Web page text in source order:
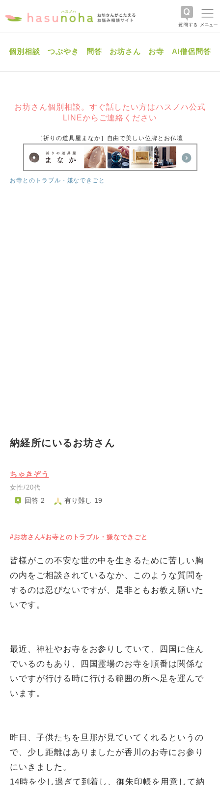
個別相談 つぶやき 問答 お坊さん お寺 AI僧侶問答
お坊さん個別相談。すぐ話したい方はハスノハ公式
LINEからご連絡ください
［祈りの道具屋まなか］自由で美しい位牌とお仏壇
お寺とのトラブル・嫌なできごと
納経所にいるお坊さん
ちゃきぞう
女性/20代
回答 2 有り難し 19
#お坊さん#お寺とのトラブル・嫌なできごと
皆様がこの不安な世の中を生きるために苦しい胸
の内をご相談されているなか、このような質問を
するのは忍びないですが、是非ともお教え願いた
いです。
最近、神社やお寺をお参りしていて、四国に住ん
でいるのもあり、四国霊場のお寺を順番は関係な
いですが行ける時に行ける範囲の所へ足を運んで
います。
昨日、子供たちを旦那が見ていてくれるというの
で、少し距離はありましたが香川のお寺にお参り
にいきました。
14時を少し過ぎて到着し、御朱印帳を用意して納